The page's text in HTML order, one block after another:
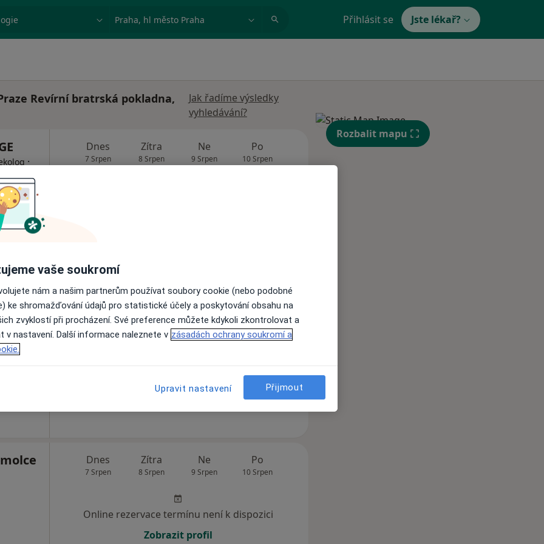
Město nebo region Přihlásit se Jste lékař?
Revírní bratrská pokladna,
Jak řadíme výsledky
vyhledávání?
·
Dnes
7 Srpen
Zítra
8 Srpen
Ne
9 Srpen
Po
10 Srpen
St Čt
Dnes
7 Srpen
Zítra
8 Srpen
Ne
9 Srpen
Po
10 Srpen
Dnes
7 Srpen
Zítra
8 Srpen
Ne
9 Srpen
Po
10 Srpen
Online rezervace termínu není k dispozici
Zobrazit profil
Rozbalit mapu
vaše soukromí
nám a našim partnerům používat soubory cookie (nebo podobné
ke shromažďování údajů pro statistické účely a poskytování obsahu na
zvyklostí při procházení. Své preference můžete kdykoli zkontrolovat a
v nastavení. Další informace naleznete v zásadách ochrany soukromí a
Upravit nastavení Přijmout